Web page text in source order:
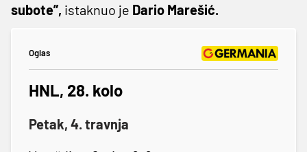
subote”, istaknuo je Dario Marešić.
Oglas
HNL, 28. kolo
Petak, 4. travnja